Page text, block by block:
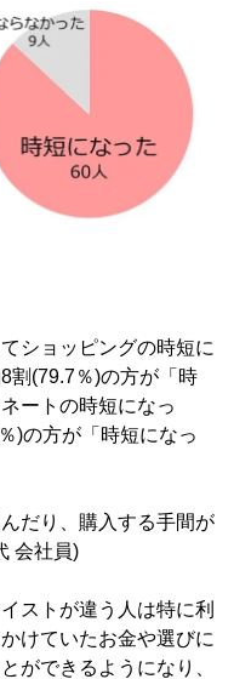
ショッピングの時短に
割(79.7％)の方が「時
ートの時短になっ
)の方が「時短になっ
だり、購入する手間が
会社員)
ストが違う人は特に利
けていたお金や選びに
ができるようになり、